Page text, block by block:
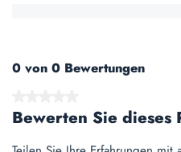
0 von 0 Bewertungen
Bewerten Sie dieses